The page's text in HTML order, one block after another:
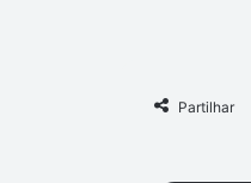
Partilhar